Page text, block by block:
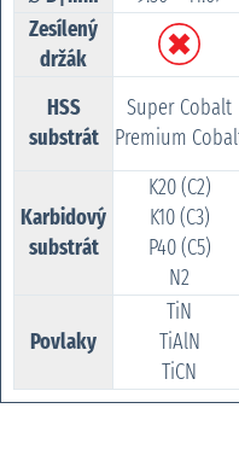
Zesílený
držák
HSS
substrát
Super Cobalt
Premium
Karbidový
substrát
K20 (C2)
K10 (C3)
P40 (C5)
N2
Povlaky
TiN
TiAlN
TiCN